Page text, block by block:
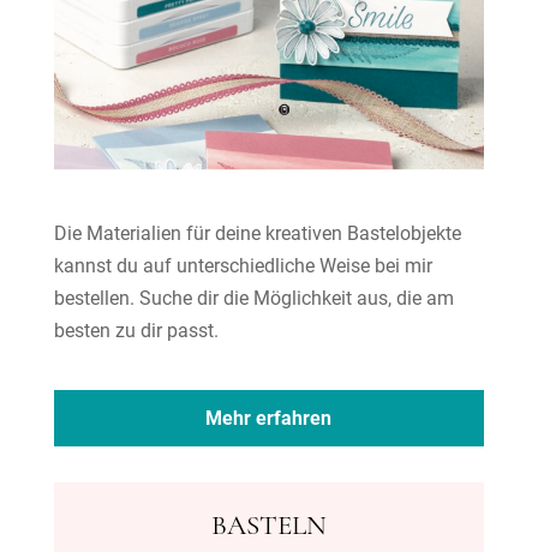
Die Materialien für deine kreativen Bastelobjekte
kannst du auf unterschiedliche Weise bei mir
bestellen. Suche dir die Möglichkeit aus, die am
besten zu dir passt.
Mehr erfahren
BASTELN